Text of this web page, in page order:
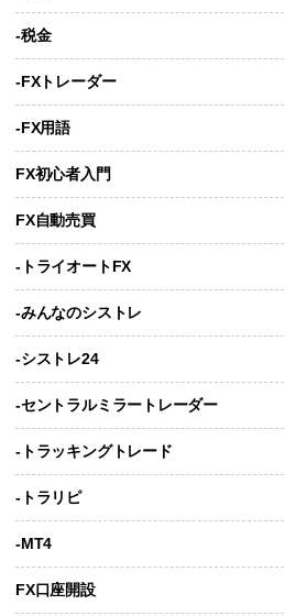
-税金
-FXトレーダー
-FX用語
FX初心者入門
FX自動売買
-トライオートFX
-みんなのシストレ
-シストレ24
-セントラルミラートレーダー
-トラッキングトレード
-トラリピ
-MT4
FX口座開設